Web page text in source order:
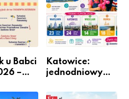
u Babci
–
Katowice:
jednodniowy
do pracy